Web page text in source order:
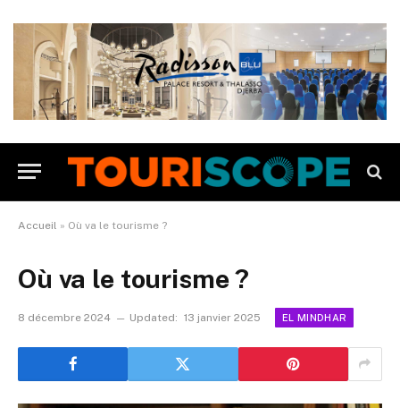
Accueil » Où va le tourisme ?
Où va le tourisme ?
8 décembre 2024 Updated: 13 janvier 2025 EL MINDHAR